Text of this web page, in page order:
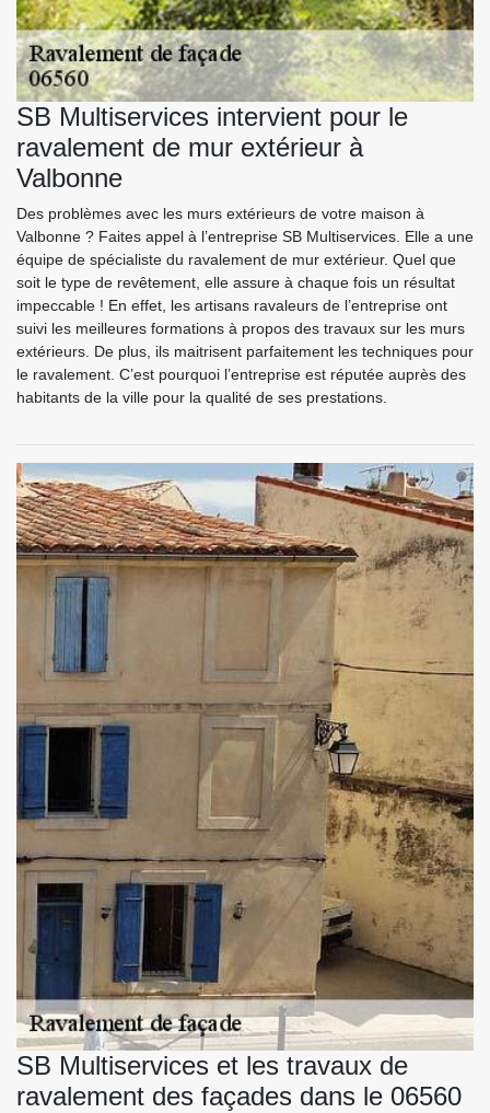
SB Multiservices intervient pour le
ravalement de mur extérieur à
Valbonne
Des problèmes avec les murs extérieurs de votre maison à
Valbonne ? Faites appel à l’entreprise SB Multiservices. Elle a une
équipe de spécialiste du ravalement de mur extérieur. Quel que
soit le type de revêtement, elle assure à chaque fois un résultat
impeccable ! En effet, les artisans ravaleurs de l’entreprise ont
suivi les meilleures formations à propos des travaux sur les murs
extérieurs. De plus, ils maitrisent parfaitement les techniques pour
le ravalement. C’est pourquoi l’entreprise est réputée auprès des
habitants de la ville pour la qualité de ses prestations.
SB Multiservices et les travaux de
ravalement des façades dans le 06560